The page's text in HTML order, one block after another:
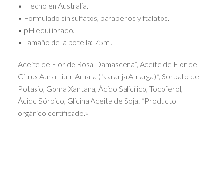
• Hecho en Australia.
• Formulado sin sulfatos, parabenos y ftalatos.
• pH equilibrado.
• Tamaño de la botella: 75ml.
Aceite de Flor de Rosa Damascena*, Aceite de Flor de
Citrus Aurantium Amara (Naranja Amarga)*, Sorbato de
Potasio, Goma Xantana, Ácido Salicílico, Tocoferol,
Ácido Sórbico, Glicina Aceite de Soja. *Producto
orgánico certificado.»